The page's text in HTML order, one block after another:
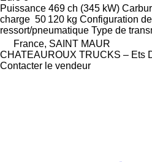
Puissance 469 ch (345 kW)
charge 50 120 kg Configuration
ressort/pneumatique Type de
France, SAINT MAUR
CHATEAUROUX TRUCKS – Ets
Contacter le vendeur